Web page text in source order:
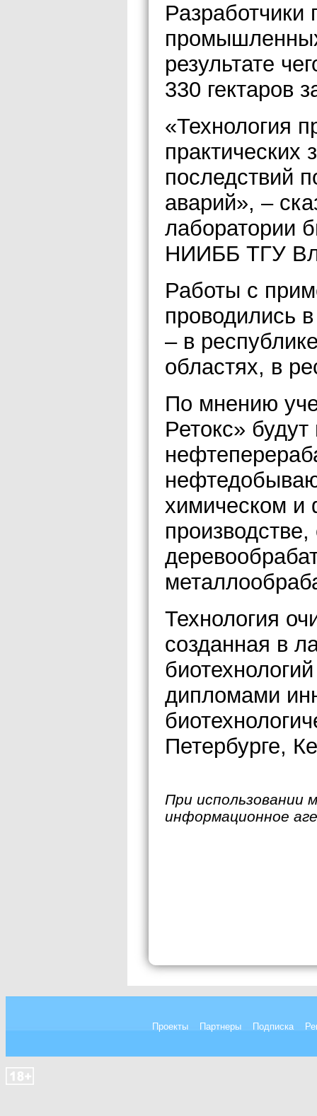
результате
330 гектаров
«Технология
практических
последствий
аварий», –
лаборатории
НИИББ ТГУ
Работы с
проводились
– в
областях, в
По мнению
Ретокс»
химическом и
Технология
созданная в
дипломами
Петербурге,
При использовании
информационное
Проекты Партнеры Подписка